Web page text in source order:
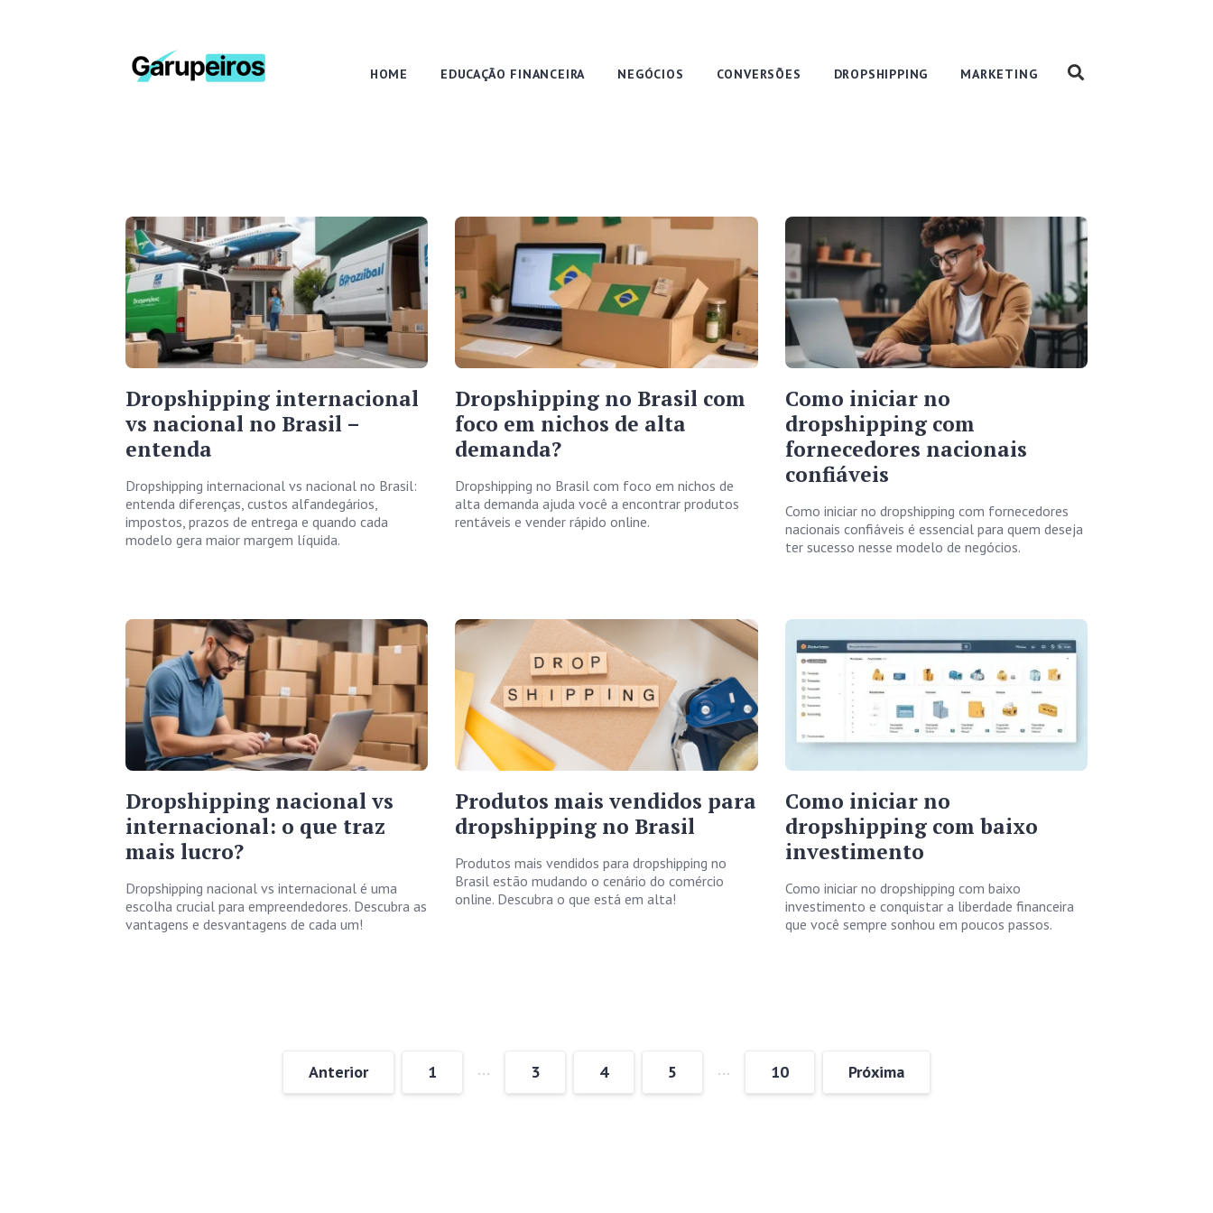
HOME EDUCAÇÃO FINANCEIRA NEGÓCIOS CONVERSÕES DROPSHIPPING MARKETING
Dropshipping internacional
vs nacional no Brasil –
entenda
Dropshipping internacional vs nacional no Brasil:
entenda diferenças, custos alfandegários,
impostos, prazos de entrega e quando cada
modelo gera maior margem líquida.
Dropshipping no Brasil com
foco em nichos de alta
demanda?
Dropshipping no Brasil com foco em nichos de
alta demanda ajuda você a encontrar produtos
rentáveis e vender rápido online.
Como iniciar no
dropshipping com
fornecedores nacionais
confiáveis
Como iniciar no dropshipping com fornecedores
nacionais confiáveis é essencial para quem deseja
ter sucesso nesse modelo de negócios.
Dropshipping nacional vs
internacional: o que traz
mais lucro?
Dropshipping nacional vs internacional é uma
escolha crucial para empreendedores. Descubra as
vantagens e desvantagens de cada um!
Produtos mais vendidos para
dropshipping no Brasil
Produtos mais vendidos para dropshipping no
Brasil estão mudando o cenário do comércio
online. Descubra o que está em alta!
Como iniciar no
dropshipping com baixo
investimento
Como iniciar no dropshipping com baixo
investimento e conquistar a liberdade financeira
que você sempre sonhou em poucos passos.
Anterior 1 … 3 4 5 … 10 Próxima